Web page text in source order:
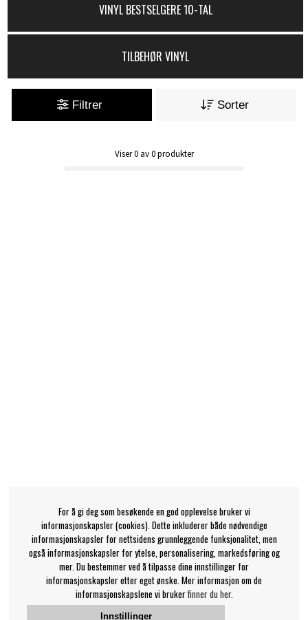
VINYL BESTSELGERE 10-TAL
TILBEHØR VINYL
Filtrer Sorter
Viser0av0produkter
For å gi deg som besøkende en god opplevelse bruker vi
informasjonskapsler (cookies). Dette inkluderer både nødvendige
informasjonskapsler for nettsidens grunnleggende funksjonalitet, men
også informasjonskapsler for ytelse, personalisering, markedsføring og
mer. Du bestemmer ved å tilpasse dine innstillinger for
informasjonskapsler etter eget ønske. Mer informasjon om de
informasjonskapslene vi brukerfinner du her.
Innstillinger